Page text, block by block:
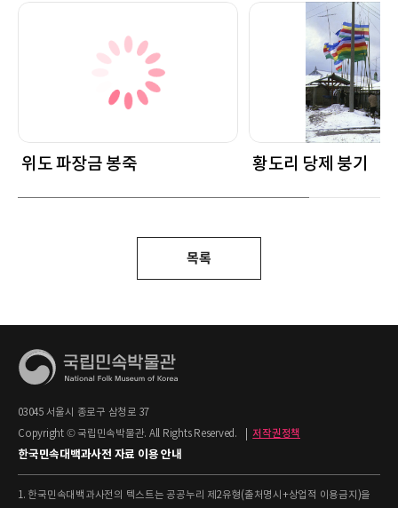
위도 파장금 봉죽 황도리 당제 붕기
목록
03045 서울시 종로구 삼청로 37
Copyright © 국립민속박물관. All Rights Reserved.
저작권정책
한국민속대백과사전 자료 이용 안내
1. 한국민속대백과사전의 텍스트는 공공누리 제2유형(출처명시+상업적 이용금지)을